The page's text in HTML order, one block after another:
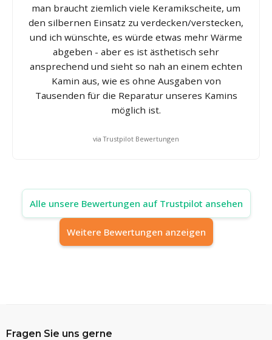
man braucht ziemlich viele Keramikscheite, um
den silbernen Einsatz zu verdecken/verstecken,
und ich wünschte, es würde etwas mehr Wärme
abgeben - aber es ist ästhetisch sehr
ansprechend und sieht so nah an einem echten
Kamin aus, wie es ohne Ausgaben von
Tausenden für die Reparatur unseres Kamins
möglich ist.
via Trustpilot Bewertungen
Alle unsere Bewertungen auf Trustpilot ansehen
Weitere Bewertungen anzeigen
Fragen Sie uns gerne